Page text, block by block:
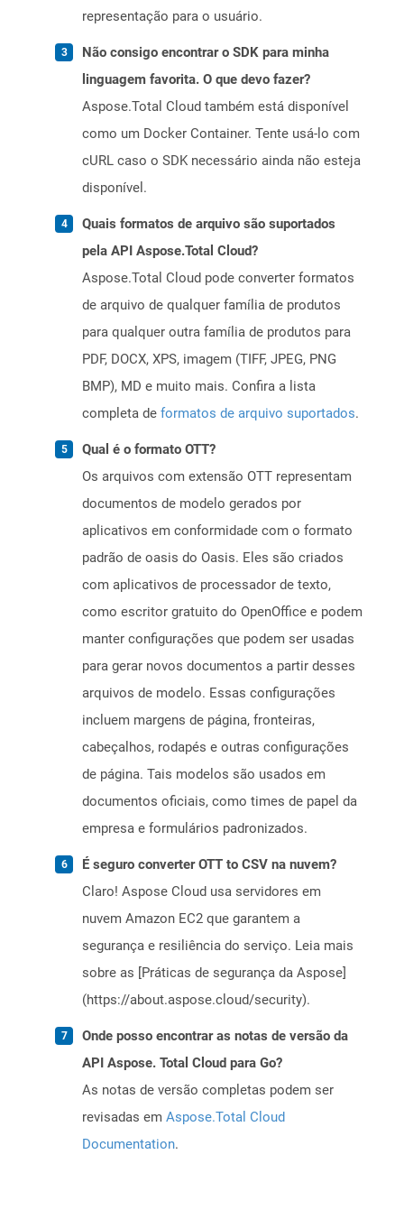
representação para o usuário.
Não consigo encontrar o SDK para minha
linguagem favorita. O que devo fazer?
Aspose.Total Cloud também está disponível
como um Docker Container. Tente usá-lo com
cURL caso o SDK necessário ainda não esteja
disponível.
Quais formatos de arquivo são suportados
pela API Aspose.Total Cloud?
Aspose.Total Cloud pode converter formatos
de arquivo de qualquer família de produtos
para qualquer outra família de produtos para
PDF, DOCX, XPS, imagem (TIFF, JPEG, PNG
BMP), MD e muito mais. Confira a lista
completa de formatos de arquivo suportados.
Qual é o formato OTT?
Os arquivos com extensão OTT representam
documentos de modelo gerados por
aplicativos em conformidade com o formato
padrão de oasis do Oasis. Eles são criados
com aplicativos de processador de texto,
como escritor gratuito do OpenOffice e podem
manter configurações que podem ser usadas
para gerar novos documentos a partir desses
arquivos de modelo. Essas configurações
incluem margens de página, fronteiras,
cabeçalhos, rodapés e outras configurações
de página. Tais modelos são usados ​​em
documentos oficiais, como times de papel da
empresa e formulários padronizados.
É seguro converter OTT to CSV na nuvem?
Claro! Aspose Cloud usa servidores em
nuvem Amazon EC2 que garantem a
segurança e resiliência do serviço. Leia mais
sobre as [Práticas de segurança da Aspose]
(https://about.aspose.cloud/security).
Onde posso encontrar as notas de versão da
API Aspose. Total Cloud para Go?
As notas de versão completas podem ser
revisadas em Aspose.Total Cloud
Documentation.